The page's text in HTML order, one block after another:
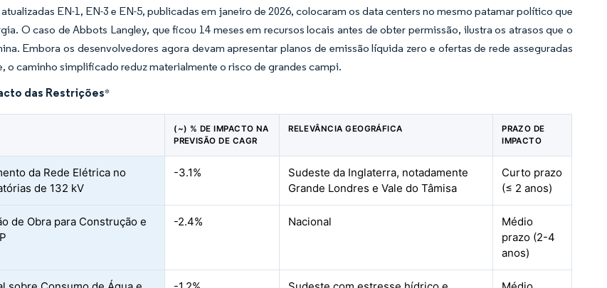
EN-1, EN-3 e EN-5, publicadas em janeiro de 2026, colocaram os data centers no mesmo patamar político que
O caso de Abbots Langley, que ficou 14 meses em recursos locais antes de obter permissão, ilustra os atrasos que o
Embora os desenvolvedores agora devam apresentar planos de emissão líquida zero e ofertas de rede asseguradas
o caminho simplificado reduz materialmente o risco de grandes campi.
das Restrições*
(~) % DE IMPACTO NA
PREVISÃO DE CAGR
RELEVÂNCIA GEOGRÁFICA
PRAZO DE
IMPACTO
da Rede Elétrica no
de 132 kV
-3.1%
Sudeste da Inglaterra, notadamente
Grande Londres e Vale do Tâmisa
Curto prazo
(≤ 2 anos)
de Obra para Construção e
-2.4% Nacional
Médio
prazo (2-4
anos)